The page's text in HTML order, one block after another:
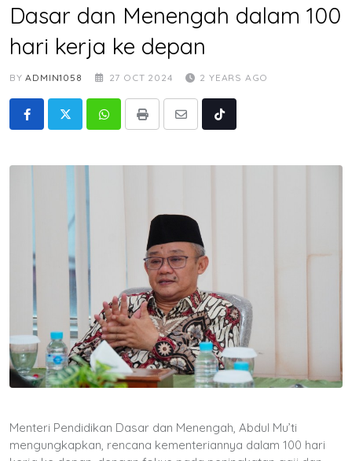
Dasar dan Menengah dalam 100
hari kerja ke depan
BYADMIN1058 27 OCT 2024 2 YEARS AGO
WhatsappPrint
Share
Tiktok
Menteri Pendidikan Dasar dan Menengah, Abdul Mu’ti
mengungkapkan, rencana kementeriannya dalam 100 hari